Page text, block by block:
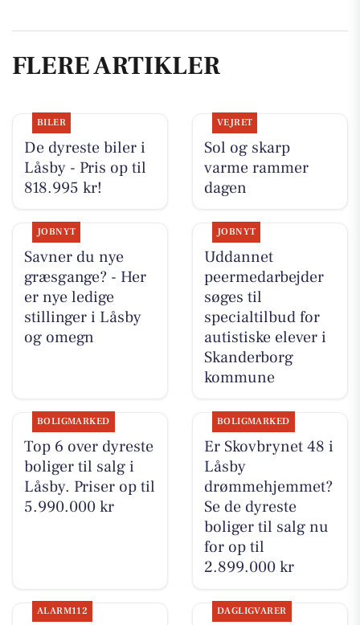
FLERE ARTIKLER
BILER
De dyreste biler i
Låsby - Pris op til
818.995 kr!
VEJRET
Sol og skarp
varme rammer
dagen
JOBNYT
Savner du nye
græsgange? - Her
er nye ledige
stillinger i Låsby
og omegn
JOBNYT
Uddannet
peermedarbejder
søges til
specialtilbud for
autistiske elever i
Skanderborg
kommune
BOLIGMARKED
Top 6 over dyreste
boliger til salg i
Låsby. Priser op til
5.990.000 kr
BOLIGMARKED
Er Skovbrynet 48 i
Låsby
drømmehjemmet?
Se de dyreste
boliger til salg nu
for op til
2.899.000 kr
ALARM112 DAGLIGVARER